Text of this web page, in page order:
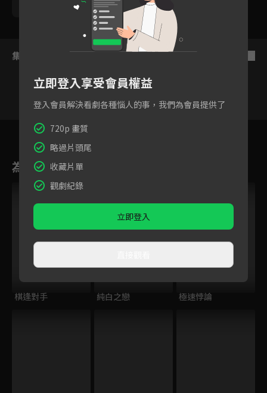
張晨光
集數列表
23 24
為您推薦
棋逢對手 純白之戀 極速悖論
立即登入享受會員權益
登入會員解決看劇各種惱人的事，我們為會員提供了
720p 畫質
略過片頭尾
收藏片單
觀劇紀錄
立即登入